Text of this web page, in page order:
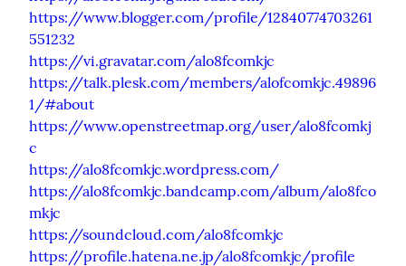
https://www.blogger.com/profile/12840774703261
551232
https://vi.gravatar.com/alo8fcomkjc
https://talk.plesk.com/members/alofcomkjc.49896
1/#about
https://www.openstreetmap.org/user/alo8fcomkj
c
https://alo8fcomkjc.wordpress.com/
https://alo8fcomkjc.bandcamp.com/album/alo8fco
mkjc
https://soundcloud.com/alo8fcomkjc
https://profile.hatena.ne.jp/alo8fcomkjc/profile